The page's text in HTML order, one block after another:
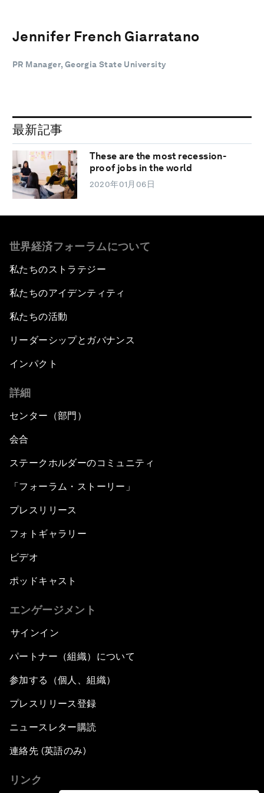
Jennifer French Giarratano
PR Manager, Georgia State University
最新記事
These are the most recession-
proof jobs in the world
2020年01月06日
世界経済フォーラムについて
私たちのストラテジー
私たちのアイデンティティ
私たちの活動
リーダーシップとガバナンス
インパクト
詳細
センター（部門）
会合
ステークホルダーのコミュニティ
「フォーラム・ストーリー」
プレスリリース
フォトギャラリー
ビデオ
ポッドキャスト
エンゲージメント
サインイン
パートナー（組織）について
参加する（個人、組織）
プレスリリース登録
ニュースレター購読
連絡先 (英語のみ)
リンク